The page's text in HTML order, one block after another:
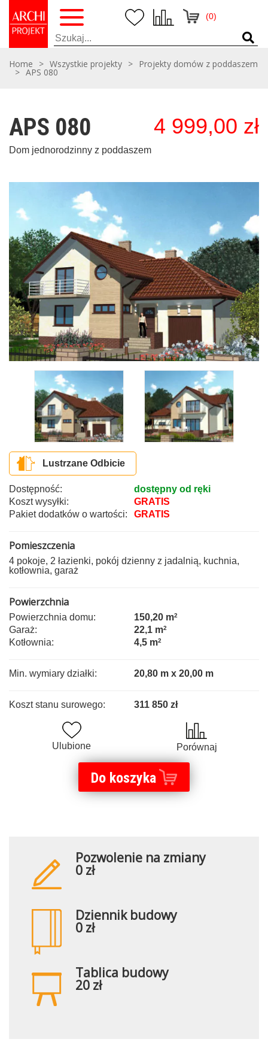
(0)
Home > Wszystkie projekty > Projekty domów z poddaszem
> APS 080
APS 080 4 999,00 zł
Dom jednorodzinny z poddaszem
Lustrzane Odbicie
Dostępność:
dostępny od ręki
Koszt wysyłki:
GRATIS
Pakiet dodatków o wartości:
GRATIS
Pomieszczenia
4 pokoje, 2 łazienki, pokój dzienny z jadalnią, kuchnia,
kotłownia, garaż
Powierzchnia
Powierzchnia domu: 150,20 m2
Garaż: 22,1 m2
Kotłownia: 4,5 m2
Min. wymiary działki: 20,80 m x 20,00 m
Koszt stanu surowego: 311 850 zł
Do koszyka
Ulubione Porównaj
Pozwolenie na zmiany
0 zł
Dziennik budowy
0 zł
Tablica budowy
20 zł